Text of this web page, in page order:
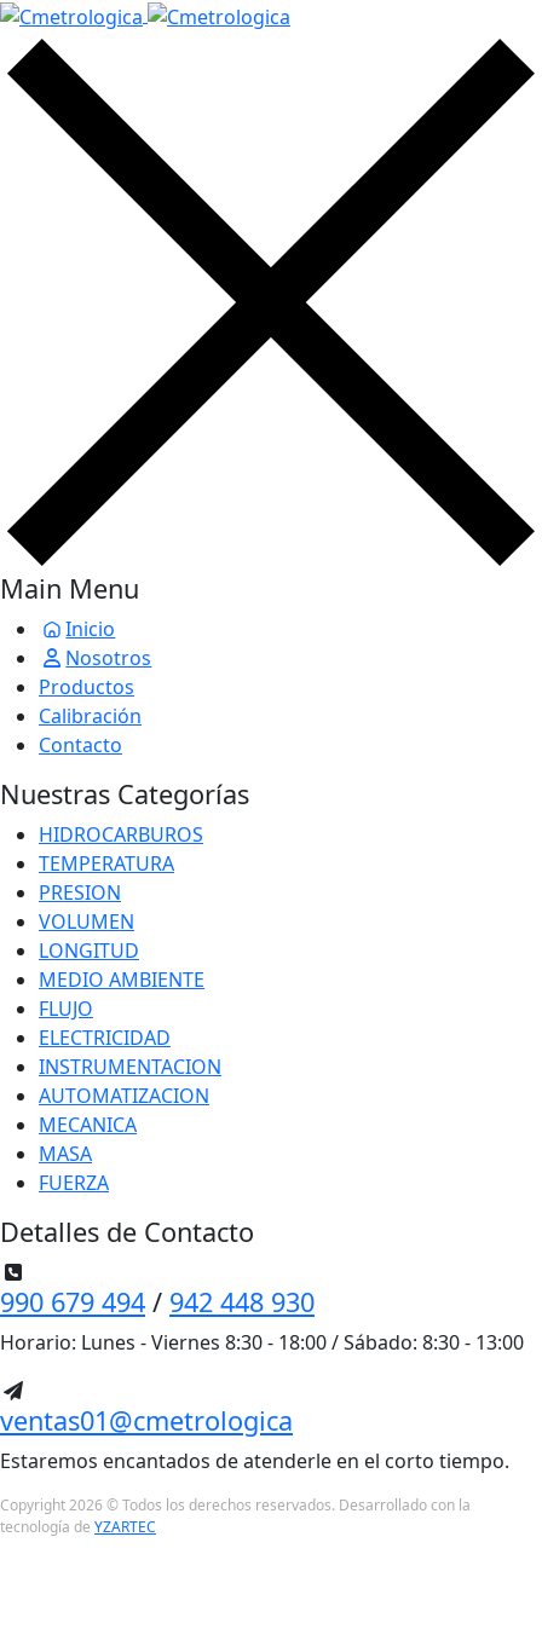
Main Menu
Inicio
Nosotros
Productos
Calibración
Contacto
Nuestras Categorías
HIDROCARBUROS
TEMPERATURA
PRESION
VOLUMEN
LONGITUD
MEDIO AMBIENTE
FLUJO
ELECTRICIDAD
INSTRUMENTACION
AUTOMATIZACION
MECANICA
MASA
FUERZA
Detalles de Contacto
990 679 494 / 942 448 930
Horario: Lunes - Viernes 8:30 - 18:00 / Sábado: 8:30 - 13:00
ventas01@cmetrologica
Estaremos encantados de atenderle en el corto tiempo.
Copyright 2026 © Todos los derechos reservados. Desarrollado con la
tecnología de YZARTEC